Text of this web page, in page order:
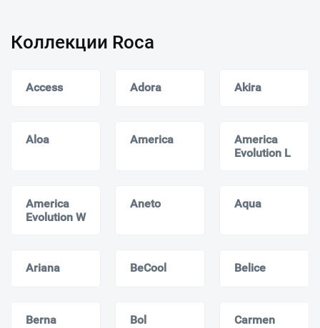
Коллекции Roca
Access Adora Akira
Aloa America
America
Evolution L
America
Evolution W
Aneto Aqua
Ariana BeCool Belice
Berna Bol Carmen